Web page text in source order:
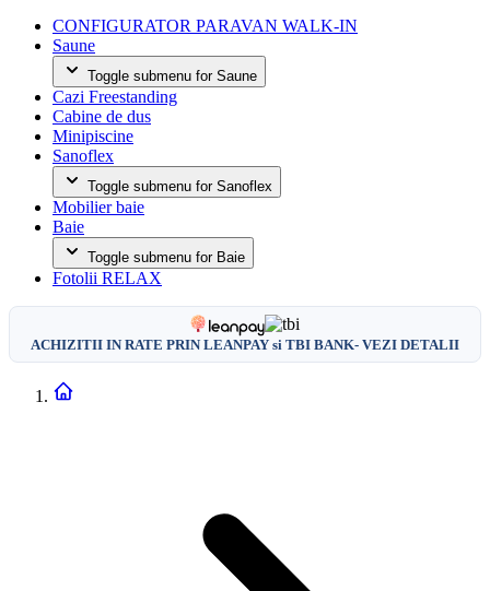
CONFIGURATOR PARAVAN WALK-IN
Saune
Toggle submenu for Saune
Cazi Freestanding
Cabine de dus
Minipiscine
Sanoflex
Toggle submenu for Sanoflex
Mobilier baie
Baie
Toggle submenu for Baie
Fotolii RELAX
ACHIZITII IN RATE PRIN LEANPAY si TBI BANK- VEZI DETALII